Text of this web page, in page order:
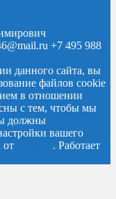
+7 495 988
данного сайта, вы
файлов cookie
в отношении
с тем, чтобы мы
должны
вашего
от
. Работает